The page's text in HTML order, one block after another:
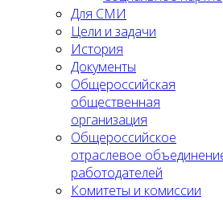
Для СМИ
Цели и задачи
История
Документы
Общероссийская
общественная
организация
Общероссийское
отраслевое
работодателей
Комитеты и комиссии